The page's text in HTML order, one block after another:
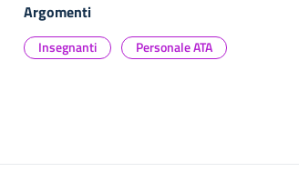
Argomenti
Insegnanti Personale ATA